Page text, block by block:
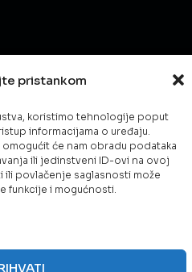
pristankom
koristimo tehnologije poput
informacijama o uređaju.
će nam obradu podataka
ili jedinstveni ID-ovi na ovoj
ili povlačenje saglasnosti može
funkcije i mogućnosti.